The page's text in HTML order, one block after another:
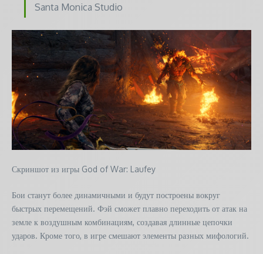
Santa Monica Studio
Скриншот из игры God of War: Laufey
Бои станут более динамичными и будут построены вокруг
быстрых перемещений. Фэй сможет плавно переходить от атак на
земле к воздушным комбинациям, создавая длинные цепочки
ударов. Кроме того, в игре смешают элементы разных мифологий.